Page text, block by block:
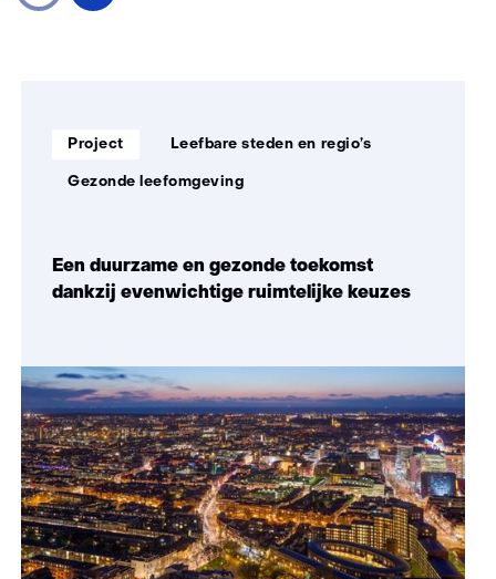
(Zo
Een duurzame en gezonde toekomst
dankzij evenwichtige ruimtelijke keuzes
Soort
Project
Thema: Leefbare steden en regio’s
Gezonde leefomgeving